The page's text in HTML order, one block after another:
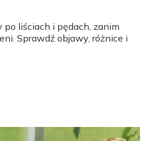
po liściach i pędach, zanim
Sprawdź objawy, różnice i